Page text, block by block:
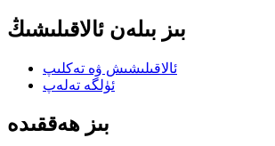
بىز بىلەن ئالاقىلىشىڭ
ئالاقىلىشىش ۋە تەكلىپ
ئۈلگە تەلەپ
بىز ھەققىدە